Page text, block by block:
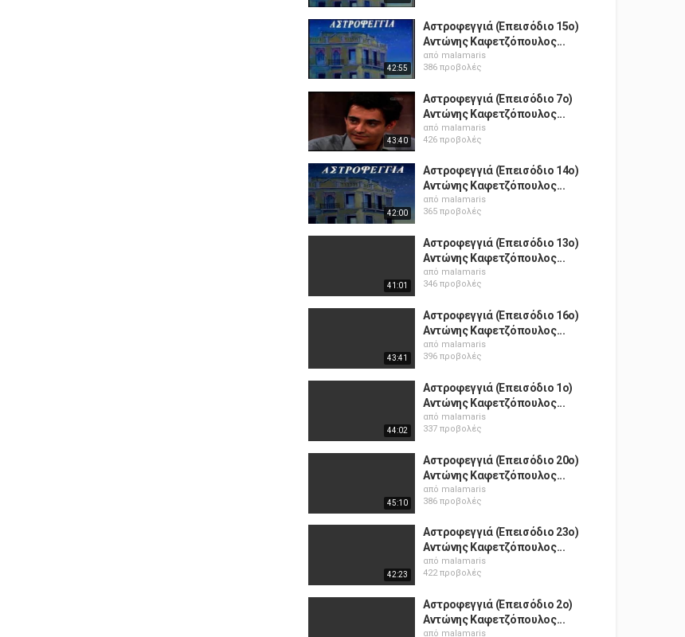
42:55
Αστροφεγγιά (Επεισόδιο 15ο)
Αντώνης Καφετζόπουλος...
από malamaris
386 προβολές
43:40
Αστροφεγγιά (Επεισόδιο 7ο)
Αντώνης Καφετζόπουλος...
από malamaris
426 προβολές
42:00
Αστροφεγγιά (Επεισόδιο 14ο)
Αντώνης Καφετζόπουλος...
από malamaris
365 προβολές
41:01
Αστροφεγγιά (Επεισόδιο 13ο)
Αντώνης Καφετζόπουλος...
από malamaris
346 προβολές
43:41
Αστροφεγγιά (Επεισόδιο 16ο)
Αντώνης Καφετζόπουλος...
από malamaris
396 προβολές
44:02
Αστροφεγγιά (Επεισόδιο 1ο)
Αντώνης Καφετζόπουλος...
από malamaris
337 προβολές
45:10
Αστροφεγγιά (Επεισόδιο 20ο)
Αντώνης Καφετζόπουλος...
από malamaris
386 προβολές
42:23
Αστροφεγγιά (Επεισόδιο 23ο)
Αντώνης Καφετζόπουλος...
από malamaris
422 προβολές
Αστροφεγγιά (Επεισόδιο 2ο)
Αντώνης Καφετζόπουλος...
από malamaris